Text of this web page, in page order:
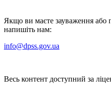
Якщо ви маєте зауваження або
напишіть нам:
info@dpss.gov.ua
Весь контент доступний за